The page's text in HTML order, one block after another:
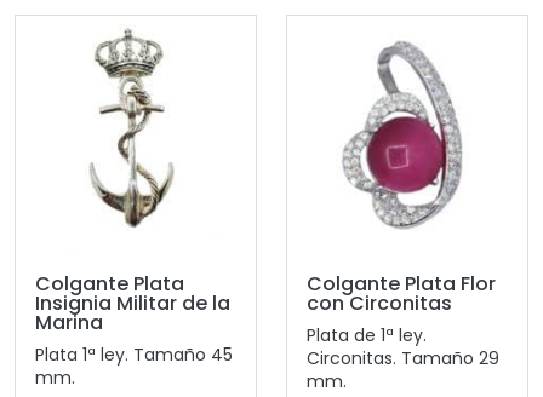
Colgante Plata
Insignia Militar de la
Marina
Plata 1ª ley. Tamaño 45
mm.
Colgante Plata Flor
con Circonitas
Plata de 1ª ley.
Circonitas. Tamaño 29
mm.